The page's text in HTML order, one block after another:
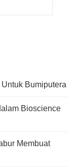
Bumiputera
Bioscience
Membuat